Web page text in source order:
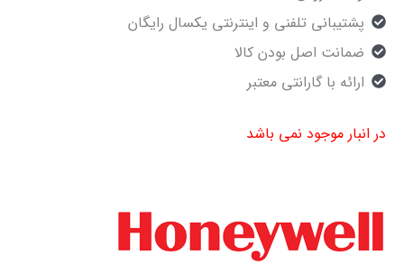
پشتیبانی تلفنی و اینترنتی یکسال رایگان
ضمانت اصل بودن کالا
ارائه با گارانتی معتبر
در انبار موجود نمی باشد